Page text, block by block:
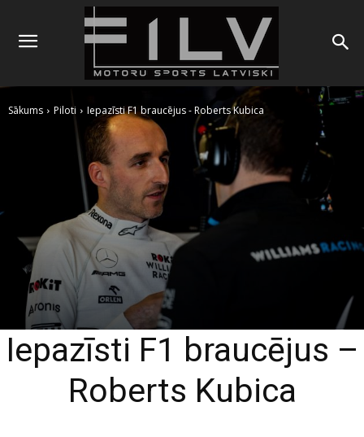
Sākums Piloti Iepazīsti F1 braucējus - Roberts Kubica
Iepazīsti F1 braucējus –
Roberts Kubica